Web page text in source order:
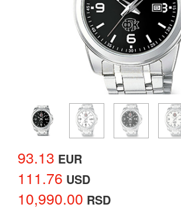
93.13 EUR
111.76 USD
10,990.00 RSD